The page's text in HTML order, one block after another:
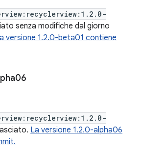
senza modifiche dal giorno
versione 1.2.0-beta01 contiene
La versione 1.2.0-alpha06